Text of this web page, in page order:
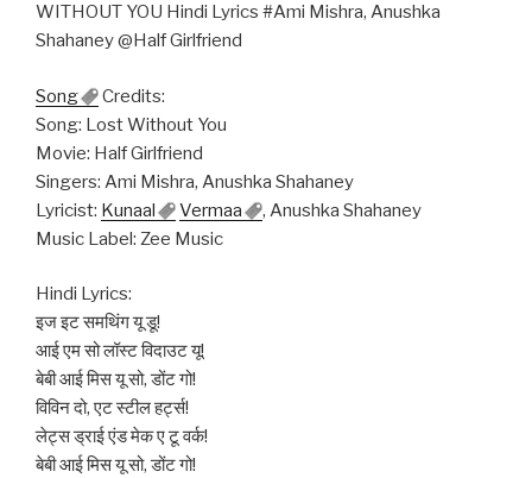
WITHOUT YOU Hindi Lyrics #Ami Mishra, Anushka
Shahaney @Half Girlfriend
Song
Credits:
Song: Lost Without You
Movie: Half Girlfriend
Singers: Ami Mishra, Anushka Shahaney
Lyricist: Kunaal Vermaa
, Anushka Shahaney
Music Label: Zee Music
Hindi Lyrics:
इज इट समथिंग यू डू!
आई एम सो लॉस्ट विदाउट यू!
बेबी आई मिस यू सो, डोंट गो!
विविन दो, एट स्टील हर्ट्स!
लेट्स ड्राई एंड मेक ए टू वर्क!
बेबी आई मिस यू सो, डोंट गो!